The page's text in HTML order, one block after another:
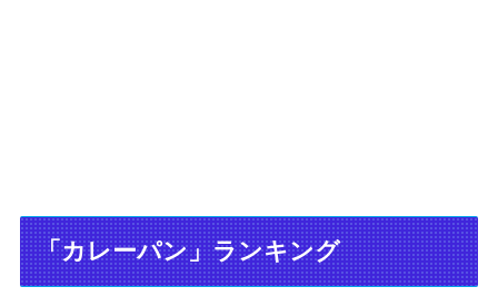
「カレーパン」ランキング